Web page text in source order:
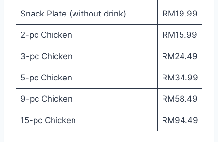
Snack Plate (without drink) RM19.99
2-pc Chicken RM15.99
3-pc Chicken RM24.49
5-pc Chicken RM34.99
9-pc Chicken RM58.49
15-pc Chicken RM94.49